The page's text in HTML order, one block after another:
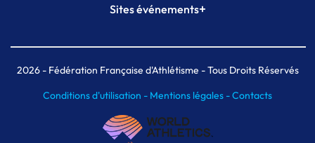
Plateforme Formation
Sites événements+
Meeting de Paris indoor
MAIF Ekiden de Paris
2026- Fédération Française d'Athlétisme - Tous Droits Réservés
Conditions d'utilisation - Mentions légales -Contacts